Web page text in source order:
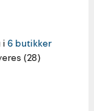
i 6 butikker
(28)